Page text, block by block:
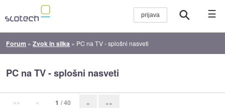
☰
Forum »Zvok in slika » PC na TV - splošni nasveti
PC na TV - splošni nasveti
«« « 1 / 40 » »»